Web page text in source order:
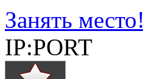
Занять место!
IP:PORT